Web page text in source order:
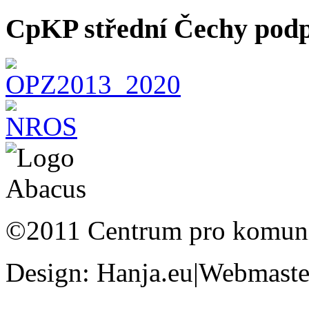
CpKP střední Čechy
©2011 Centrum pro
Design: